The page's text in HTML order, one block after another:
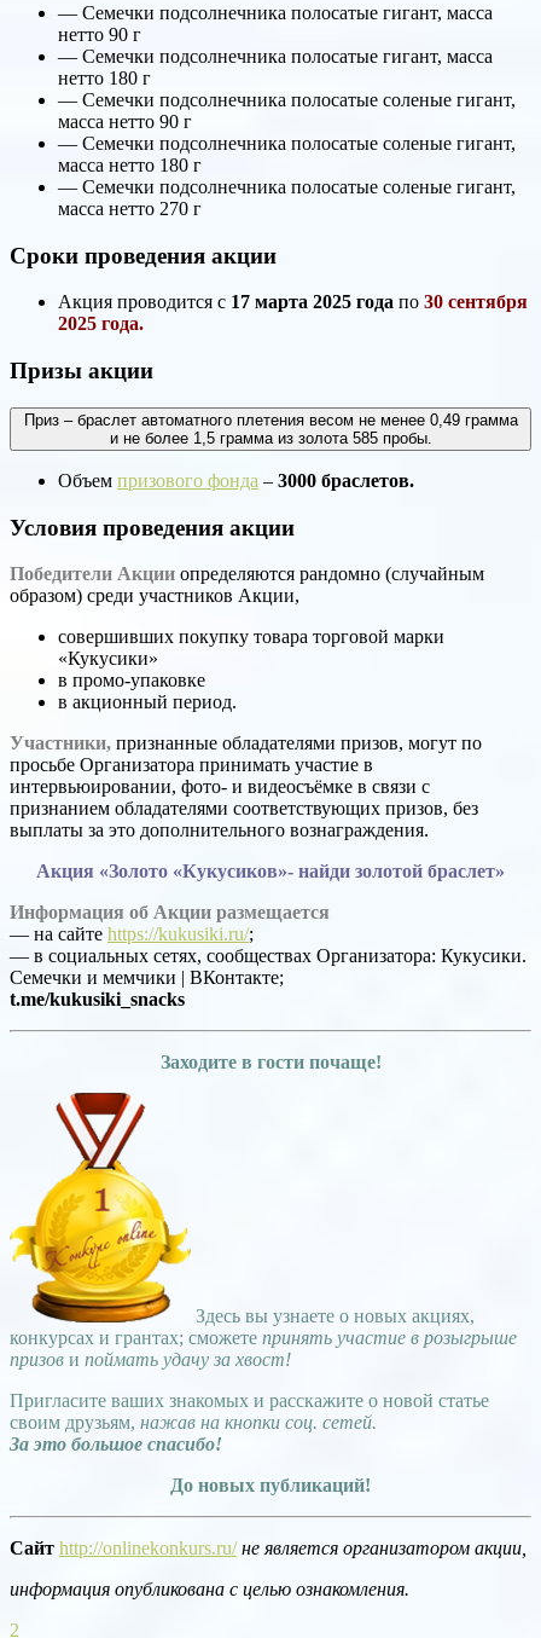
— Семечки подсолнечника полосатые гигант, масса
нетто 90 г
— Семечки подсолнечника полосатые гигант, масса
нетто 180 г
— Семечки подсолнечника полосатые соленые гигант,
масса нетто 90 г
— Семечки подсолнечника полосатые соленые гигант,
масса нетто 180 г
— Семечки подсолнечника полосатые соленые гигант,
масса нетто 270 г
Сроки проведения акции
Акция проводится с 17 марта 2025 года по 30 сентября
2025 года.
Призы акции
Приз – браслет автоматного плетения весом не менее 0,49 грамма
и не более 1,5 грамма из золота 585 пробы.
Объем призового фонда – 3000 браслетов.
Условия проведения акции
Победители Акции определяются рандомно (случайным
образом) среди участников Акции,
совершивших покупку товара торговой марки
«Кукусики»
в промо-упаковке
в акционный период.
Участники, признанные обладателями призов, могут по
просьбе Организатора принимать участие в
интервьюировании, фото- и видеосъёмке в связи с
признанием обладателями соответствующих призов, без
выплаты за это дополнительного вознаграждения.
Акция «Золото «Кукусиков»- найди золотой браслет»
Информация об Акции размещается
— на сайте https://kukusiki.ru/;
— в социальных сетях, сообществах Организатора: Кукусики.
Семечки и мемчики | ВКонтакте;
t.me/kukusiki_snacks
Заходите в гости почаще!
Здесь вы узнаете о новых акциях,
конкурсах и грантах; сможете принять участие в розыгрыше
призов и поймать удачу за хвост!
Пригласите ваших знакомых и расскажите о новой статье
своим друзьям, нажав на кнопки соц. сетей.
За это большое спасибо!
До новых публикаций!
Сайт http://onlinekonkurs.ru/ не является организатором акции,
информация опубликована с целью ознакомления.
2